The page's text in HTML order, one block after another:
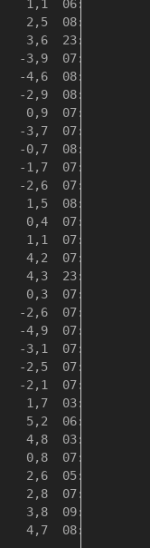
1,1  06:30
2,5  08:00
3,6  23:59
-3,9  07:30
-4,6  08:00
-2,9  08:00
0,9  07:00
-3,7  07:30
-0,7  08:00
-1,7  07:30
-2,6  07:30
1,5  08:00
0,4  07:30
1,1  07:00
4,2  07:30
4,3  23:59
0,3  07:00
-2,6  07:30
-4,9  07:30
-3,1  07:00
-2,5  07:30
-2,1  07:00
1,7  03:30
5,2  06:30
4,8  03:00
0,8  07:30
2,6  05:00
2,8  07:00
3,8  09:00
4,7  08:00